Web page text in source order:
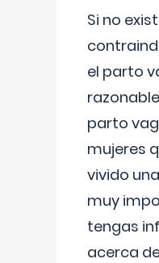
Si no
el parto
parto
mujeres
vivido
muy
tengas
acerca